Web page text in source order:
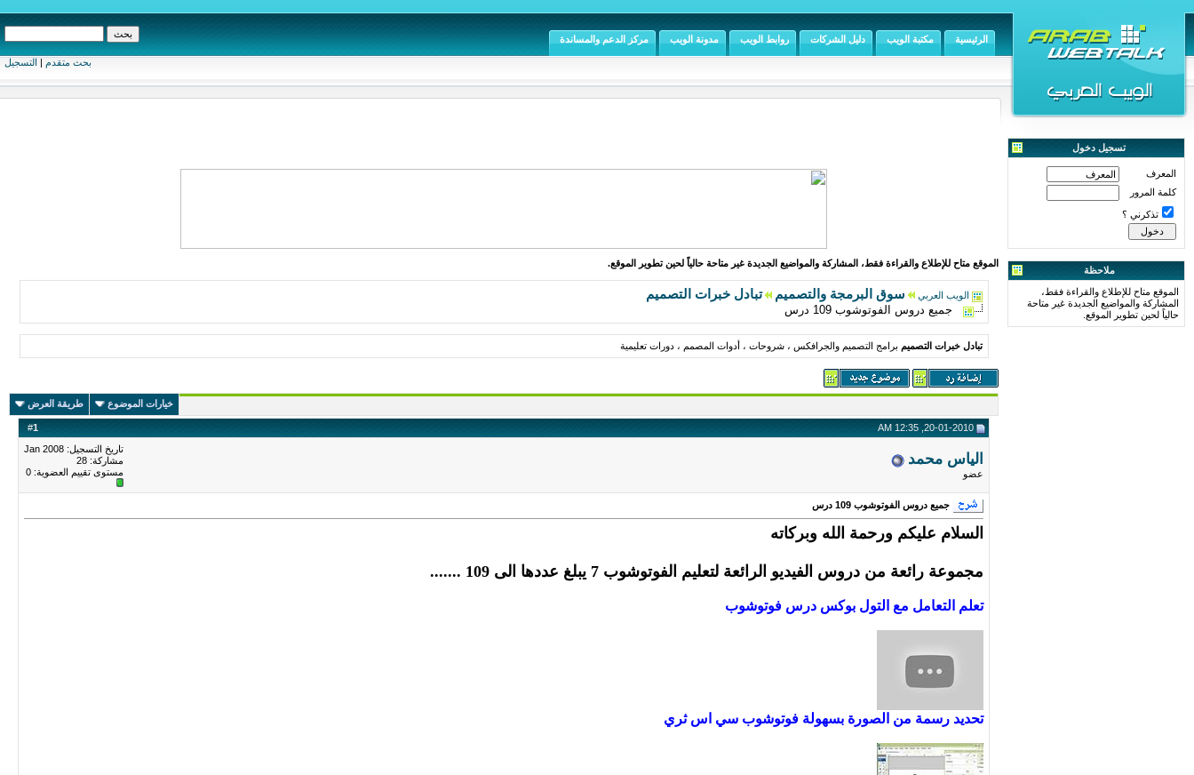
بحث متقدم | التسجيل
الرئيسية مكتبة الويب دليل الشركات روابط الويب مدونة الويب مركز الدعم والمساندة
تسجيل دخول
المعرف
كلمة المرور
تذكرني ؟
ملاحظة
الموقع متاح للإطلاع والقراءة فقط،
المشاركة والمواضيع الجديدة غير متاحة
حالياً لحين تطوير الموقع.
الموقع متاح للإطلاع والقراءة فقط، المشاركة والمواضيع الجديدة غير متاحة حالياً لحين تطوير الموقع.
الويب العربي سوق البرمجة والتصميم تبادل خبرات التصميم
جميع دروس الفوتوشوب 109 درس
تبادل خبرات التصميم برامج التصميم والجرافكس ، شروحات ، أدوات المصمم ، دورات تعليمية
خيارات الموضوع طريقة العرض
#1
الياس محمد
عضو
تاريخ التسجيل: Jan 2008
مشاركة: 28
مستوى تقييم العضوية: 0
جميع دروس الفوتوشوب 109 درس
السلام عليكم ورحمة الله وبركاته
مجموعة رائعة من دروس الفيديو الرائعة لتعليم الفوتوشوب 7 يبلغ عددها الى 109 .......
تعلم التعامل مع التول بوكس درس فوتوشوب
تحديد رسمة من الصورة بسهولة فوتوشوب سي اس ثري